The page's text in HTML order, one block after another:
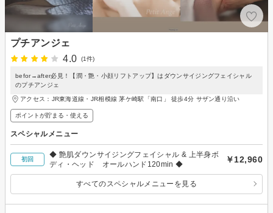
プチアンジェ
4.0
(1件)
befor→after必見！【潤・艶・小顔リフトアップ】はダウンサイジングフェイシャル
のプチアンジェ
アクセス：JR東海道線・JR相模線 茅ケ崎駅「南口」 徒歩4分 サザン通り沿い
ポイントが貯まる・使える
スペシャルメニュー
初回
◆ 艶肌ダウンサイジングフェイシャル & 上半身ボ
ディ・ヘッド オールハンド120min ◆
￥12,960
すべてのスペシャルメニューを見る